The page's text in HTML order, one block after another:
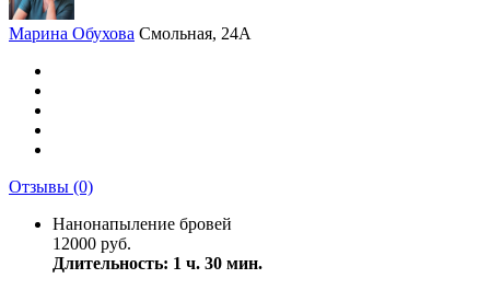
Марина Обухова Смольная, 24А
Отзывы (0)
Нанонапыление бровей
12000 руб.
Длительность: 1 ч. 30 мин.